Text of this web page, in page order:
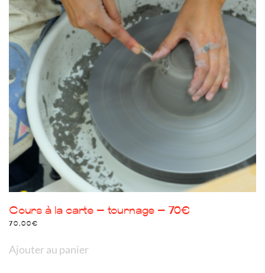
Cours à la carte – tournage – 70€
70,00€
Ajouter au panier